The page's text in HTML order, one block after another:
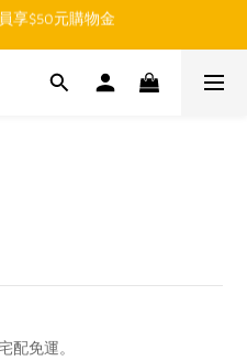
超商取貨免運
享$50元購物金
超商取貨免運
配免運。